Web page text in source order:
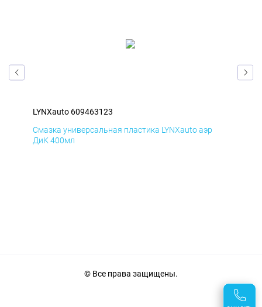
LYNXauto 609463123
Смазка универсальная пластика LYNXauto аэр
ДиК 400мл
© Все права защищены.